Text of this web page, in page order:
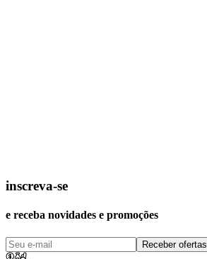
inscreva-se
e receba novidades e promoções
Receber ofertas